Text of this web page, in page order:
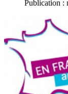
Publication :